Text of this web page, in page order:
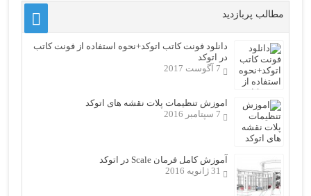
مطالب پربازدید
دانلود فونت کاتب اتوکد+نحوه استفاده از فونت کاتب
در اتوکد
7 آگوست 2017
اموزش تنظیمات پلات نقشه های اتوکد
7 سپتامبر 2016
آموزش کامل فرمان Scale در اتوکد
31 ژانویه 2016